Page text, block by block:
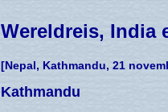
Wereldreis, India
[Nepal, Kathmandu, 21
Kathmandu